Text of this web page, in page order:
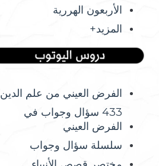
الأربعون الهررية
المزيد+
الفرض العيني من علم الدين
433 سؤال وجواب في
الفرض العيني
سلسلة سؤال وجواب